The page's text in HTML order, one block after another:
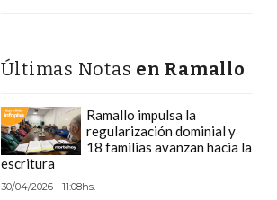
Últimas Notas en Ramallo
Ramallo impulsa la
regularización dominial y
18 familias avanzan hacia la
escritura
30/04/2026 - 11:08hs.